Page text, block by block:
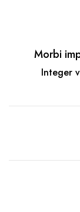
Morbi
Integer